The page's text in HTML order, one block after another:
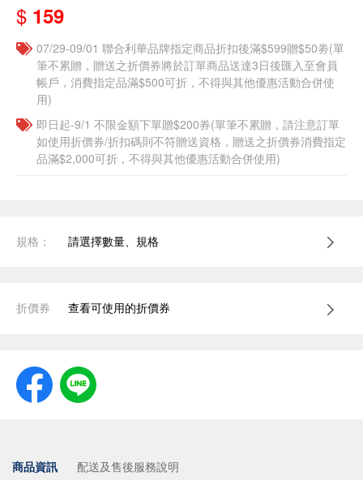
$ 159
07/29-09/01 聯合利華品牌指定商品折扣後滿$599贈$50劵(單
筆不累贈，贈送之折價券將於訂單商品送達3日後匯入至會員
帳戶，消費指定品滿$500可折，不得與其他優惠活動合併使
用)
即日起-9/1 不限金額下單贈$200券(單筆不累贈，請注意訂單
如使用折價券/折扣碼則不符贈送資格，贈送之折價券消費指定
品滿$2,000可折，不得與其他優惠活動合併使用)
規格： 請選擇數量、規格
折價券 查看可使用的折價券
商品資訊 配送及售後服務說明